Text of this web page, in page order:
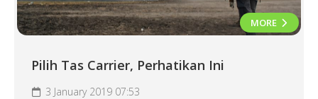
MORE
Pilih Tas Carrier, Perhatikan Ini
3 January 2019 07:53